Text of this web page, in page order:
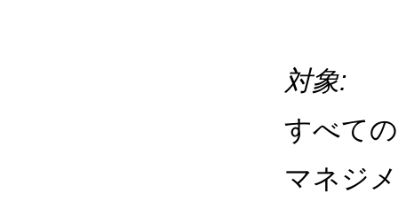
対象:
すべて
マネジ